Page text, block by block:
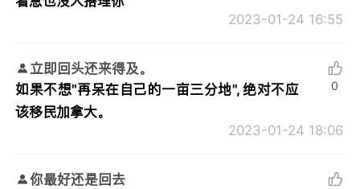
2023-01-24 16:55
立即回头还来得及。
如果不想"再呆在自己的一亩三分地", 绝对不应
该移民加拿大。
2023-01-24 18:06
0
你最好还是回去